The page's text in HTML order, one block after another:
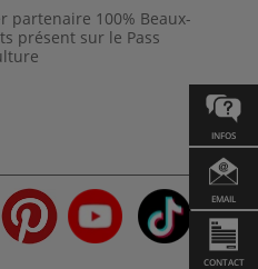
INFOS
EMAIL
CONTACT
partenaire 100% Beaux-
présent sur le Pass